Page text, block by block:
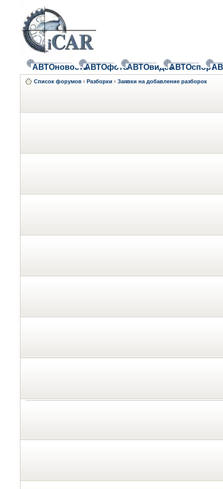
АВТОновостиАВТОфотоАВТОвидеоАВТОспорт
Список форумов ‹ Разборки ‹ Заявки на добавление разборок